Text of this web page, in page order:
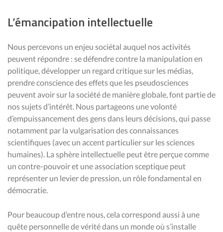
L’émancipation intellectuelle
Nous percevons un enjeu sociétal auquel nos activités
peuvent répondre : se défendre contre la manipulation en
politique, développer un regard critique sur les médias,
prendre conscience des effets que les pseudosciences
peuvent avoir sur la société de manière globale, font partie de
nos sujets d’intérêt. Nous partageons une volonté
d’empuissancement des gens dans leurs décisions, qui passe
notamment par la vulgarisation des connaissances
scientifiques (avec un accent particulier sur les sciences
humaines). La sphère intellectuelle peut être perçue comme
un contre-pouvoir et une association sceptique peut
représenter un levier de pression, un rôle fondamental en
démocratie.
Pour beaucoup d’entre nous, cela correspond aussi à une
quête personnelle de vérité dans un monde où s’installe